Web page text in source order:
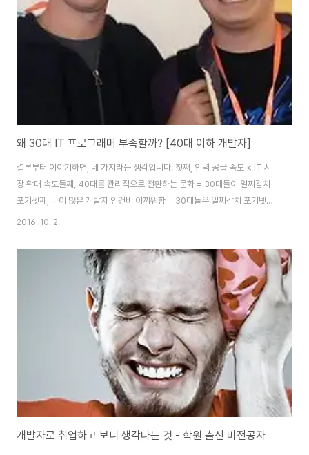
짐이 확고한지 되새겨 봤으면 좋겠다는 의미입니다. 여기까지 생각해 봤는데도
나의 의지는 확고하며 꼭 해야..
왜 30대 IT 프로그래머 부족할까? [40대 이하 개발자]
결론부터 이야기하면, 네 가지라는 생각입니다. 첫째, 인력 공급 속도 < IT 시
장 확대 속도둘째, 40대를 관리직으로 전환하는 문화 = 30대들이 일찌감치
포기셋째, 나이 많은 개발자 인건비 아까워함 = 30대들은 일찌감치 포기넷째,
현실과의 괴리감 위 4가지 사항을 하나씩 살펴보도록 하겠습니다. 1. IT 수요
공학 정원(미래의 프로그래머)은 꾸준히 줄었습니다. 공과 계열 중에서도 기계,
전자보다 컴퓨터 공학은 더 큰 폭으로 줄었습니다. 모교도 인원 감축이 결정되
니 어떻게든 피해를 줄이려고 컴퓨터 공학과를 둘로 나눴습니다. 울며 겨자 먹
기 식의 결정이었습니다. 컴공 규모를 줄여놓은 배경엔 뭐가 있었을까요? 여당
2016. 10. 2.
개발자로 취업하고 보니 생각나는 것 - 학원 출신 비전공자